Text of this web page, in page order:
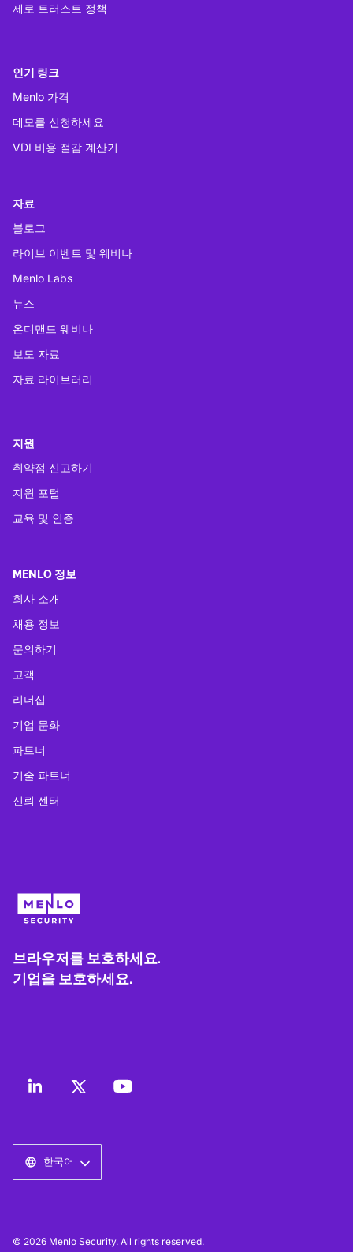
제로 트러스트 정책
인기 링크
Menlo 가격
데모를 신청하세요
VDI 비용 절감 계산기
자료
블로그
라이브 이벤트 및 웨비나
Menlo Labs
뉴스
온디맨드 웨비나
보도 자료
자료 라이브러리
지원
취약점 신고하기
지원 포털
교육 및 인증
MENLO 정보
회사 소개
채용 정보
문의하기
고객
리더십
기업 문화
파트너
기술 파트너
신뢰 센터
브라우저를 보호하세요.
기업을 보호하세요.
한국어
© 2026 Menlo Security. All rights reserved.